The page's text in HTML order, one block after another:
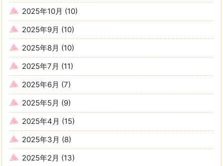
2025年10月 (10)
2025年9月 (10)
2025年8月 (10)
2025年7月 (11)
2025年6月 (7)
2025年5月 (9)
2025年4月 (15)
2025年3月 (8)
2025年2月 (13)